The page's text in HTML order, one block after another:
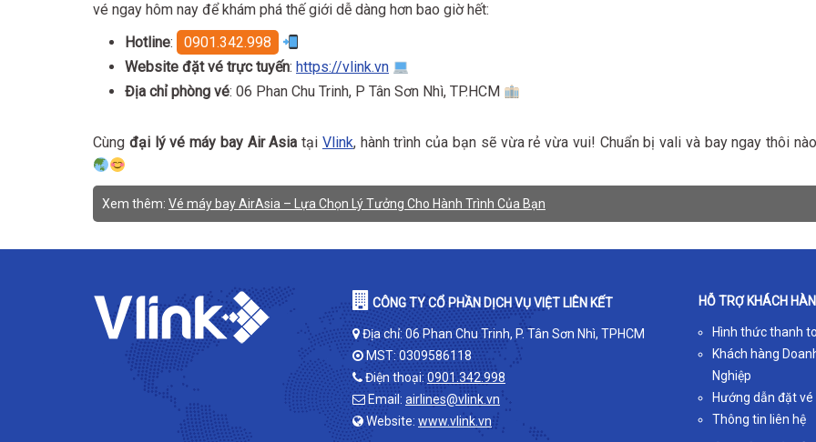
vé ngay hôm nay để khám phá thế giới dễ dàng hơn bao giờ hết:
Hotline:
0901.342.998
Website đặt vé trực tuyến: https://vlink.vn
Địa chỉ phòng vé: 06 Phan Chu Trinh, P Tân Sơn Nhì, TP.HCM
Cùng đại lý vé máy bay Air Asia tại Vlink, hành trình của bạn sẽ vừa rẻ vừa vui! Chuẩn bị vali và bay ngay thôi
Xem thêm: Vé máy bay AirAsia – Lựa Chọn Lý Tưởng Cho Hành Trình Của Bạn
CÔNG TY CỔ PHẦN DỊCH VỤ VIỆT LIÊN KẾT
Địa chỉ: 06 Phan Chu Trinh, P. Tân Sơn Nhì, TPHCM
MST: 0309586118
Điện thoại: 0901.342.998
Email: airlines@vlink.vn
Website: www.vlink.vn
HỖ TRỢ KHÁCH
Hình thức thanh
Khách hàng
Nghiệp
Hướng dẫn đặt vé
Thông tin liên hệ